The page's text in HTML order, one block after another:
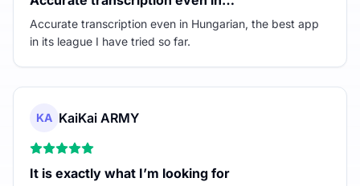
Accurate transcription even in Hungarian, the best app
in its league I have tried so far.
KA KaiKai ARMY
It is exactly what I’m looking for